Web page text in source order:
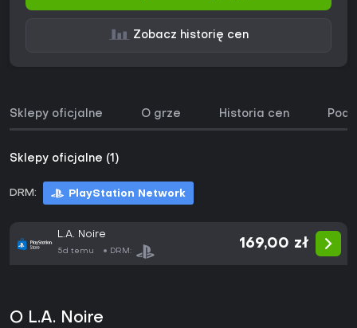
Zobacz historię cen
Sklepy oficjalne O grze Historia cen
Sklepy oficjalne (1)
DRM: PlayStation Network
L.A. Noire
5d temu DRM:
169,00 zł
O L.A. Noire